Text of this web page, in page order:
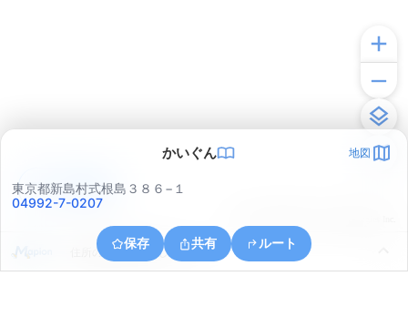
かいぐん 地図
東京都新島村式根島３８６−１
04992-7-0207
保存 共有 ルート
住所の取得に失敗しました
アプリで見る